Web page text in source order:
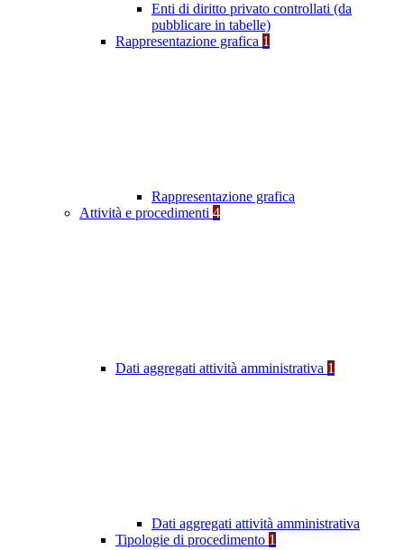
Enti di diritto privato controllati (da
pubblicare in tabelle)
Rappresentazione grafica 1
Rappresentazione grafica
Attività e procedimenti 4
Dati aggregati attività amministrativa 1
Dati aggregati attività amministrativa
Tipologie di procedimento 1